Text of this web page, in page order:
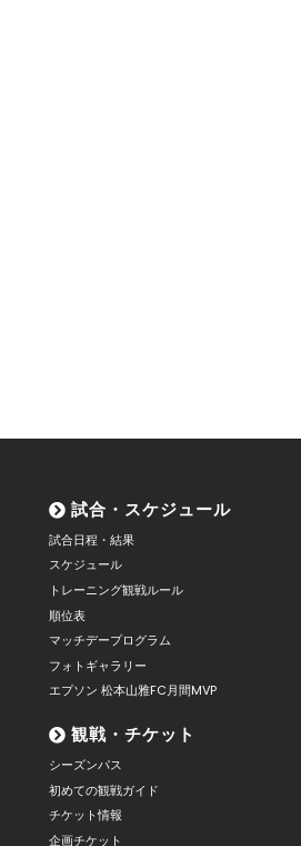
試合・スケジュール
試合日程・結果
スケジュール
トレーニング観戦ルール
順位表
マッチデープログラム
フォトギャラリー
エプソン 松本山雅FC月間MVP
観戦・チケット
シーズンパス
初めての観戦ガイド
チケット情報
企画チケット